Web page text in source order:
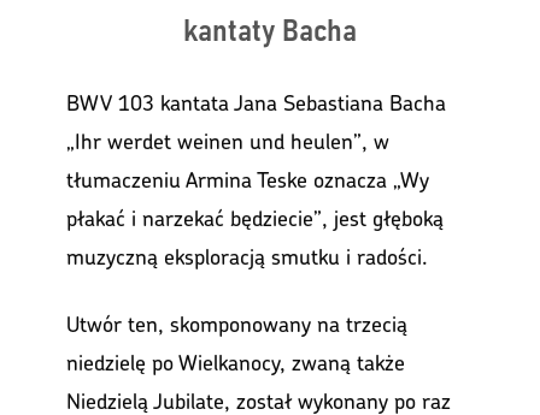
kantaty Bacha
BWV 103 kantata Jana Sebastiana Bacha
„Ihr werdet weinen und heulen”, w
tłumaczeniu Armina Teske oznacza „Wy
płakać i narzekać będziecie”, jest głęboką
muzyczną eksploracją smutku i radości.
Utwór ten, skomponowany na trzecią
niedzielę po Wielkanocy, zwaną także
Niedzielą Jubilate, został wykonany po raz